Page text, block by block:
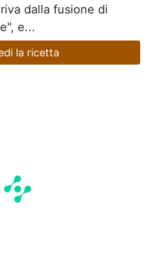
dalla fusione di
e...
la ricetta